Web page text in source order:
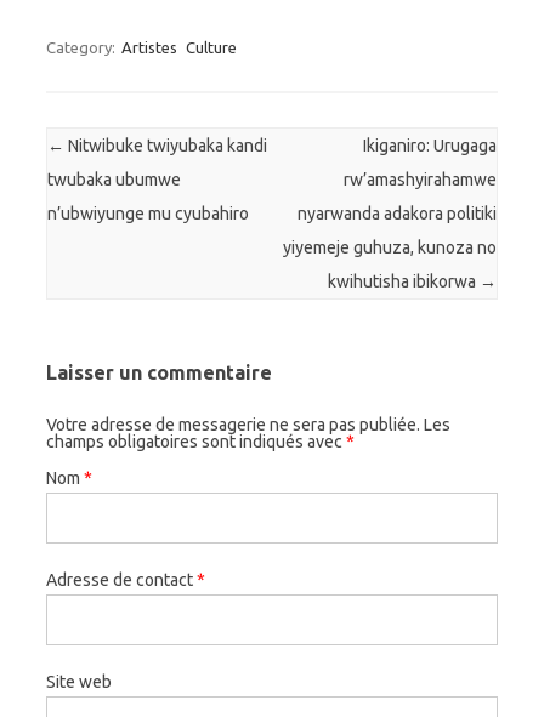
Category: Artistes Culture
Post navigation
← Nitwibuke twiyubaka kandi
twubaka ubumwe
n’ubwiyunge mu cyubahiro
Ikiganiro: Urugaga
rw’amashyirahamwe
nyarwanda adakora politiki
yiyemeje guhuza, kunoza no
kwihutisha ibikorwa →
Laisser un commentaire
Votre adresse de messagerie ne sera pas publiée. Les
champs obligatoires sont indiqués avec *
Nom *
Adresse de contact*
Site web